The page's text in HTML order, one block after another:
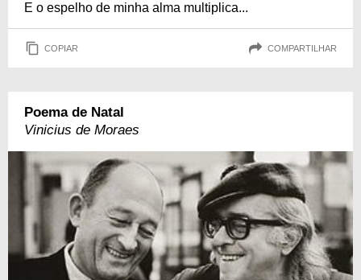
E o espelho de minha alma multiplica...
COPIAR COMPARTILHAR
Poema de Natal
Vinicius de Moraes